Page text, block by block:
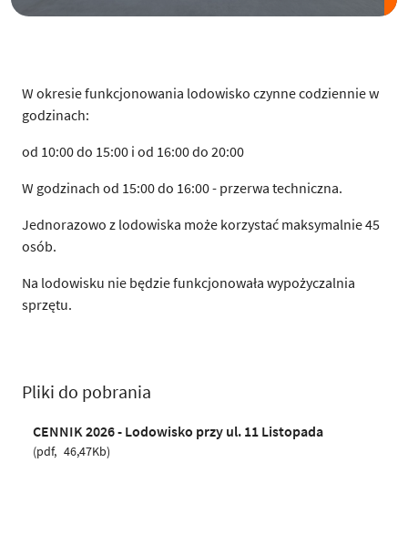
W okresie funkcjonowania lodowisko czynne codziennie w
godzinach:
od 10:00 do 15:00 i od 16:00 do 20:00
W godzinach od 15:00 do 16:00 - przerwa techniczna.
Jednorazowo z lodowiska może korzystać maksymalnie 45
osób.
Na lodowisku nie będzie funkcjonowała wypożyczalnia
sprzętu.
Pliki do pobrania
CENNIK 2026 - Lodowisko przy ul. 11 Listopada
pdf 46,47Kb